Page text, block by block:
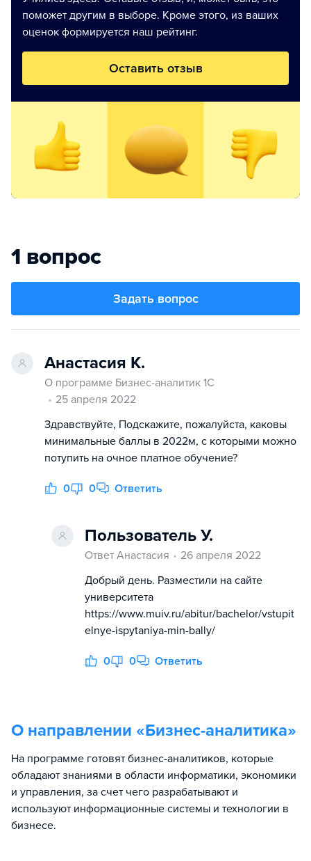
поможет другим в выборе. Кроме этого, из ваших
оценок формируется наш рейтинг.
Оставить отзыв
1 вопрос
Задать вопрос
Анастасия К.
О программе Бизнес-аналитик 1C
25 апреля 2022
Здравствуйте, Подскажите, пожалуйста, каковы
минимальные баллы в 2022м, с которыми можно
потупить на очное платное обучение?
0 0 Ответить
Пользователь У.
Ответ Анастасия
26 апреля 2022
Добрый день. Разместили на сайте
университета
https://www.muiv.ru/abitur/bachelor/vstupit
elnye-ispytaniya-min-bally/
0 0 Ответить
О направлении «Бизнес-аналитика»
На программе готовят бизнес-аналитиков, которые
обладают знаниями в области информатики, экономики
и управления, за счет чего разрабатывают и
используют информационные системы и технологии в
бизнесе.